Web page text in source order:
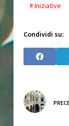
# Iniziative
Condividi su: